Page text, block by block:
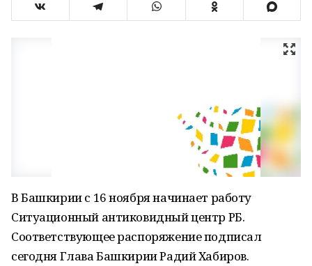
В Башкирии с 16 ноября начинает работу
Ситуационный антиковидный центр РБ.
Соответствующее распоряжение подписал
сегодня Глава Башкирии Радий Хабиров.